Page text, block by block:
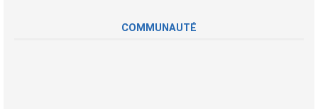
COMMUNAUTÉ